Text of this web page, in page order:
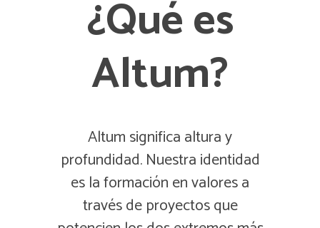
¿Qué es
Altum?
Altum significa altura y
profundidad. Nuestra identidad
es la formación en valores a
través de proyectos que